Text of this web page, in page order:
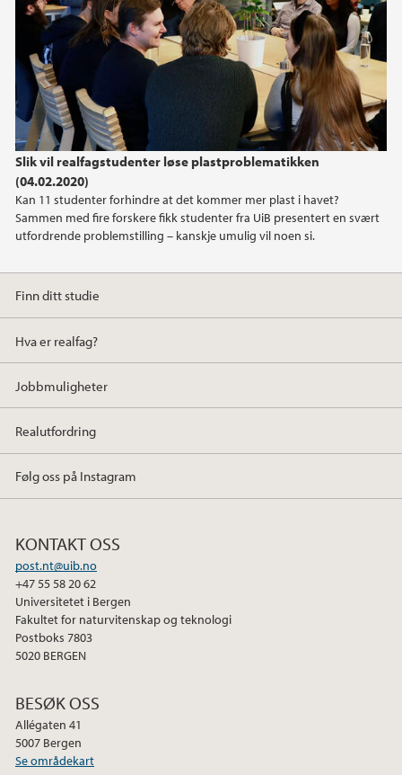
Slik vil realfagstudenter løse plastproblematikken
(04.02.2020)
Kan 11 studenter forhindre at det kommer mer plast i havet?
Sammen med fire forskere fikk studenter fra UiB presentert en svært
utfordrende problemstilling – kanskje umulig vil noen si.
Finn ditt studie
Hva er realfag?
Jobbmuligheter
Realutfordring
Følg oss på Instagram
KONTAKT OSS
post.nt@uib.no
+47 55 58 20 62
Universitetet i Bergen
Fakultet for naturvitenskap og teknologi
Postboks 7803
5020 BERGEN
BESØK OSS
Allégaten 41
5007 Bergen
Se områdekart